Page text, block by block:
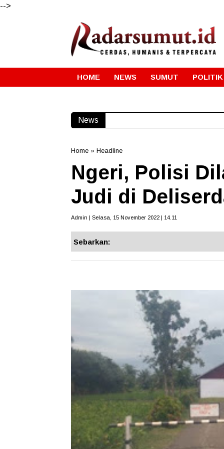
-->
HOME NEWS SUMUT POLITIK
News
Home » Headline
Ngeri, Polisi
Judi di
Admin | Selasa, 15 November 2022 | 14.11
Sebarkan: